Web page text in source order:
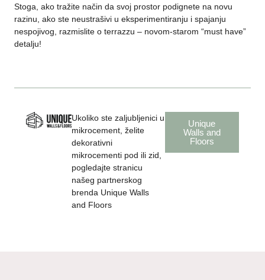
Stoga, ako tražite način da svoj prostor podignete na novu
razinu, ako ste neustrašivi u eksperimentiranju i spajanju
nespojivog, razmislite o terrazzu – novom-starom “must have”
detalju!
Ukoliko ste zaljubljenici u
mikrocement, želite
dekorativni
mikrocementi pod ili zid,
pogledajte stranicu
našeg partnerskog
brenda Unique Walls
and Floors
Unique
Walls and
Floors